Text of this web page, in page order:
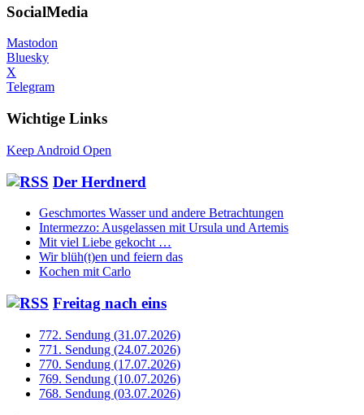
SocialMedia
Mastodon
Bluesky
X
Telegram
Wichtige Links
Keep Android Open
Der Herdnerd
Geschmortes Wasser und andere Betrachtungen
Intermezzo: Ausgelassen mit Ursula und Artemis
Mit viel Liebe gekocht …
Wir blüh(t)en und feiern das
Kochen mit Carlo
Freitag nach eins
772. Sendung (31.07.2026)
771. Sendung (24.07.2026)
770. Sendung (17.07.2026)
769. Sendung (10.07.2026)
768. Sendung (03.07.2026)